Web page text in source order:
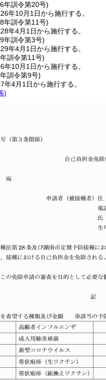
年訓令第20号)
年10月1日から施行する。
年訓令第11号)
年4月1日から施行する。
年訓令第3号)
年4月1日から施行する。
訓令第11号)
年10月1日から施行する。
訓令第9号)
年4月1日から施行する。
)